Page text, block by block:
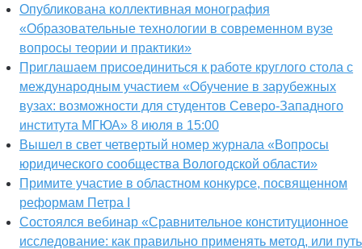
Опубликована коллективная монография
«Образовательные технологии в современном вузе
вопросы теории и практики»
Приглашаем присоединиться к работе круглого стола с
международным участием «Обучение в зарубежных
вузах: возможности для студентов Северо-Западного
института МГЮА» 8 июля в 15:00
Вышел в свет четвертый номер журнала «Вопросы
юридического сообщества Вологодской области»
Примите участие в областном конкурсе, посвященном
реформам Петра I
Состоялся вебинар «Сравнительное конституционное
исследование: как правильно применять метод, или путь